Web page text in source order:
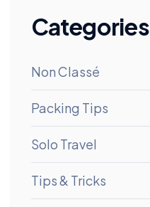
Categories
Non Classé
Packing Tips
Solo Travel
Tips & Tricks